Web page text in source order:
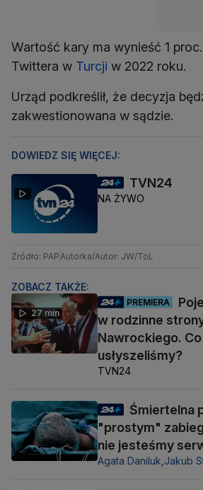
Wartość kary ma wynieść 1
Twittera w Turcji w 2022 roku.
Urząd podkreślił, że decyzja
zakwestionowana w sądzie.
DOWIEDZ SIĘ WIĘCEJ:
TVN24
NA ŻYWO
Źródło: PAPAutorka/Autor: JW/ToL
ZOBACZ TAKŻE:
27 min
PREMIERA
w rodzinne
Nawrockiego. Co
usłyszeliśmy?
TVN24
Śmiertelna
"prostym"
nie jesteśmy
Agata Daniluk,Jakub